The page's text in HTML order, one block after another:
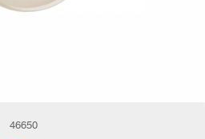
46650